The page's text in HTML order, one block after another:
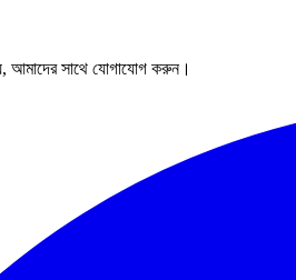
আমাদের সাথে যোগাযোগ করুন।